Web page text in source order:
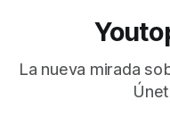
La nueva mirada